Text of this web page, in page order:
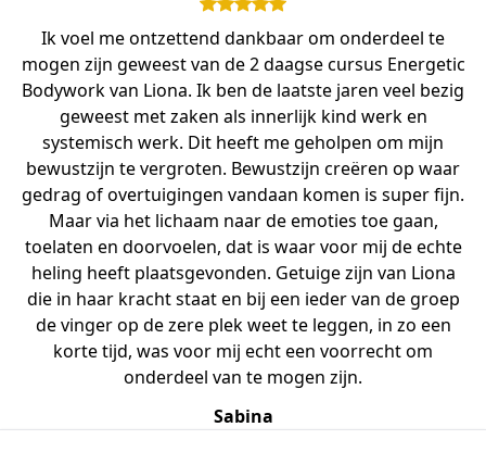
Ik voel me ontzettend dankbaar om onderdeel te
mogen zijn geweest van de 2 daagse cursus Energetic
Bodywork van Liona. Ik ben de laatste jaren veel bezig
geweest met zaken als innerlijk kind werk en
systemisch werk. Dit heeft me geholpen om mijn
bewustzijn te vergroten. Bewustzijn creëren op waar
gedrag of overtuigingen vandaan komen is super fijn.
Maar via het lichaam naar de emoties toe gaan,
toelaten en doorvoelen, dat is waar voor mij de echte
heling heeft plaatsgevonden. Getuige zijn van Liona
die in haar kracht staat en bij een ieder van de groep
de vinger op de zere plek weet te leggen, in zo een
korte tijd, was voor mij echt een voorrecht om
onderdeel van te mogen zijn.
Sabina